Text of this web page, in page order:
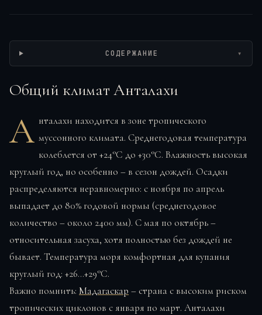
СОДЕРЖАНИЕ ▾
Общий климат Анталахи
А нталахи находится в зоне тропического
муссонного климата. Среднегодовая температура
колеблется от +24°C до +30°C. Влажность высокая
круглый год, но особенно – в сезон дождей. Осадки
распределяются неравномерно: с ноября по апрель
выпадает до 80% годовой нормы (среднегодовое
количество – около 2400 мм). С мая по октябрь –
относительная засуха, хотя полностью без дождей не
бывает. Температура моря комфортная для купания
круглый год: +26…+29°C.
Важно помнить: Мадагаскар – страна с высоким риском
тропических циклонов с января по март. Анталахи